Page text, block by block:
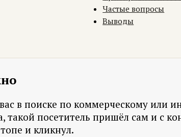
Частые вопросы
Выводы
в поиске по коммерческому или
такой посетитель пришёл сам и с
и кликнул.